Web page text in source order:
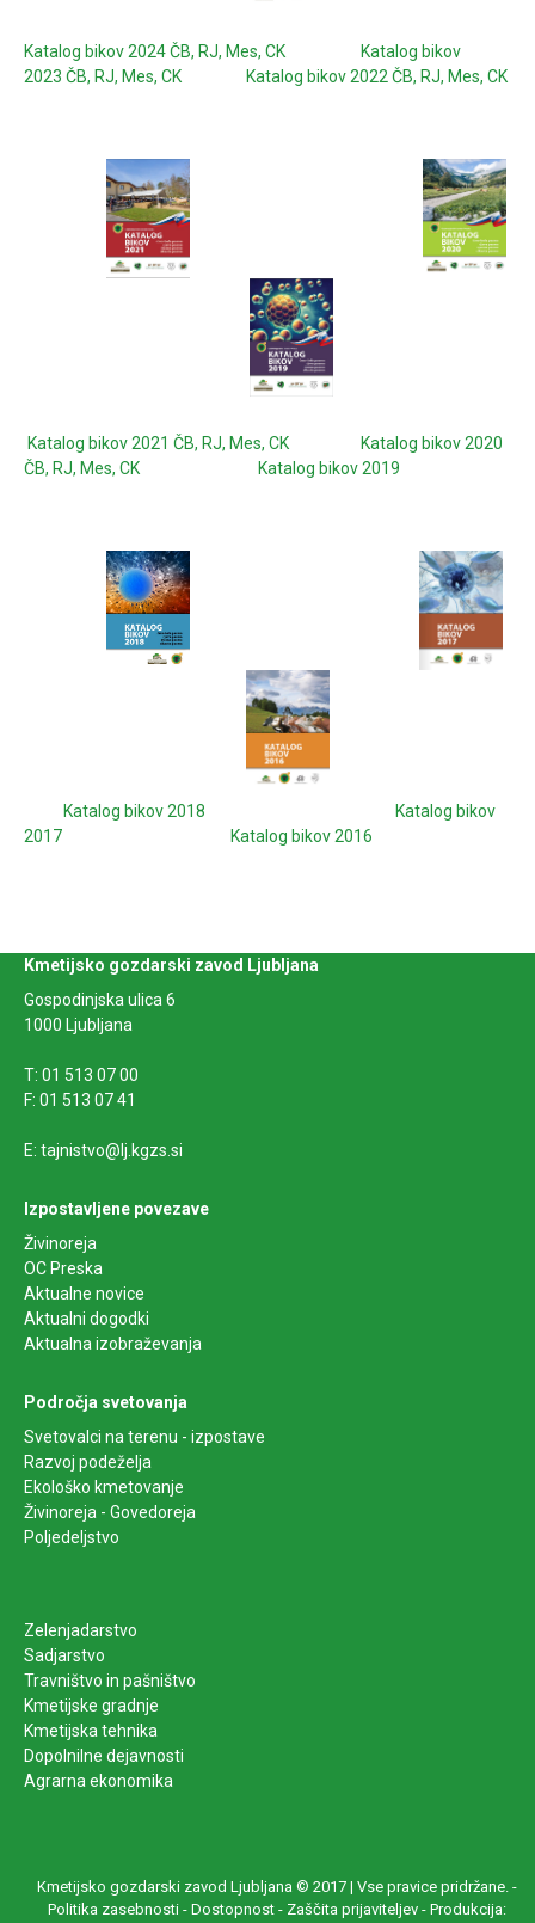
Katalog bikov 2024 ČB, RJ, Mes, CK
Katalog bikov
2023 ČB, RJ, Mes, CK
Katalog bikov 2022 ČB, RJ, Mes, CK
Katalog bikov 2021 ČB, RJ, Mes, CK
Katalog bikov 2020
ČB, RJ, Mes, CK
Katalog bikov 2019
Katalog bikov 2018
Katalog bikov
2017
Katalog bikov 2016
Kmetijsko gozdarski zavod Ljubljana
Gospodinjska ulica 6
1000 Ljubljana
T: 01 513 07 00
F: 01 513 07 41
E: tajnistvo@lj.kgzs.si
Izpostavljene povezave
Živinoreja
OC Preska
Aktualne novice
Aktualni dogodki
Aktualna izobraževanja
Področja svetovanja
Svetovalci na terenu - izpostave
Razvoj podeželja
Ekološko kmetovanje
Živinoreja - Govedoreja
Poljedeljstvo
Zelenjadarstvo
Sadjarstvo
Travništvo in pašništvo
Kmetijske gradnje
Kmetijska tehnika
Dopolnilne dejavnosti
Agrarna ekonomika
Kmetijsko gozdarski zavod Ljubljana © 2017 | Vse pravice pridržane. -
Politika zasebnosti - Dostopnost - Zaščita prijaviteljev - Produkcija: